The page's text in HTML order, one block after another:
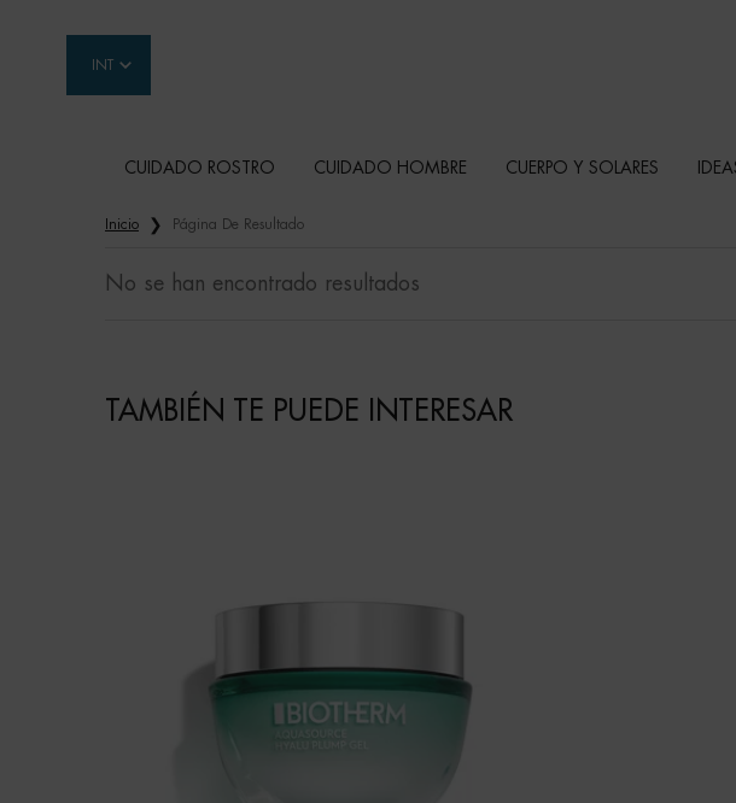
INT
CUIDADO ROSTRO CUIDADO HOMBRE CUERPO Y SOLARES
Inicio
Página De Resultado
No se han encontrado resultados
TAMBIÉN TE PUEDE INTERESAR